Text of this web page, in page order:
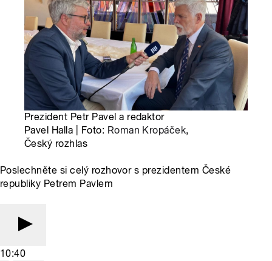
Prezident Petr Pavel a redaktor
Pavel Halla | Foto: Roman Kropáček,
Český rozhlas
Poslechněte si celý rozhovor s prezidentem České
republiky Petrem Pavlem
10:40